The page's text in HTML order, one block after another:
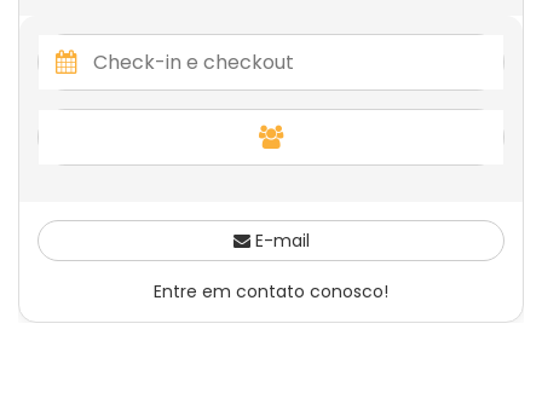
E-mail
Entre em contato conosco!